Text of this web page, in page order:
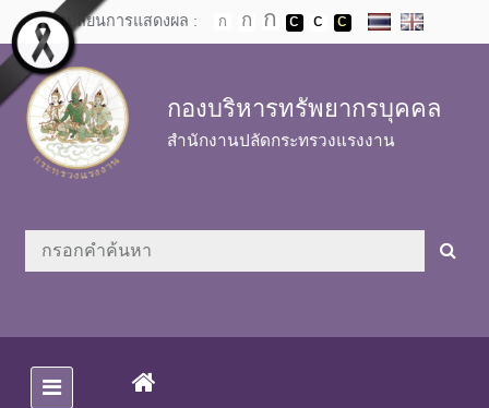
Skip to main content
เปลี่ยนการแสดงผล :
กองบริหารทรัพยากรบุคคล
สำนักงานปลัดกระทรวงแรงงาน
(CURRENT)